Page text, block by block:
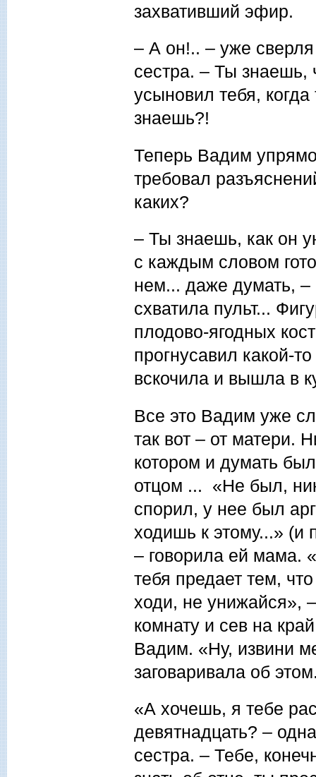
захвативший эфир.
– А он!.. – уже
сестра. – Ты
усыновил тебя,
знаешь?!
Теперь Вадим упрямо
требовал
каких?
– Ты знаешь, как он
с каждым словом
нем... даже думать, –
схватила пульт...
плодово-ягодных
прогнусавил какой-
вскочила и вышла в
Все это Вадим уже
так вот – от матери.
котором и думать
отцом ... «Не был,
спорил, у нее был
ходишь к этому...» (и
– говорила ей мама.
тебя предает тем,
ходи, не унижайся»,
комнату и сев на
Вадим. «Ну, извини
заговаривала об
«А хочешь, я тебе
девятнадцать? –
сестра. – Тебе,